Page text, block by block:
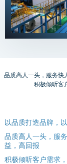
品质高人一头，服务快
积极倾听客户
以品质打造品牌
品质高人一头，
益，高回报
积极倾听客户需求